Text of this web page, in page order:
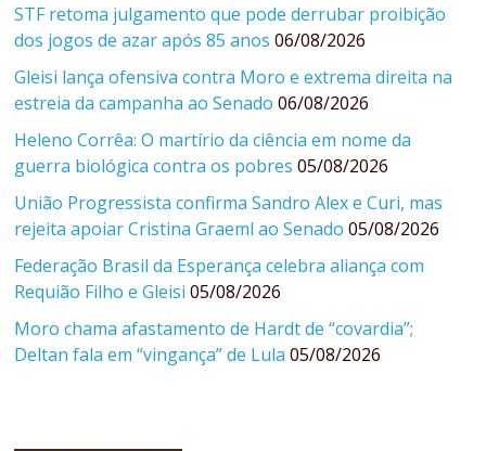
STF retoma julgamento que pode derrubar proibição
dos jogos de azar após 85 anos 06/08/2026
Gleisi lança ofensiva contra Moro e extrema direita na
estreia da campanha ao Senado 06/08/2026
Heleno Corrêa: O martírio da ciência em nome da
guerra biológica contra os pobres 05/08/2026
União Progressista confirma Sandro Alex e Curi, mas
rejeita apoiar Cristina Graeml ao Senado 05/08/2026
Federação Brasil da Esperança celebra aliança com
Requião Filho e Gleisi 05/08/2026
Moro chama afastamento de Hardt de “covardia”;
Deltan fala em “vingança” de Lula 05/08/2026